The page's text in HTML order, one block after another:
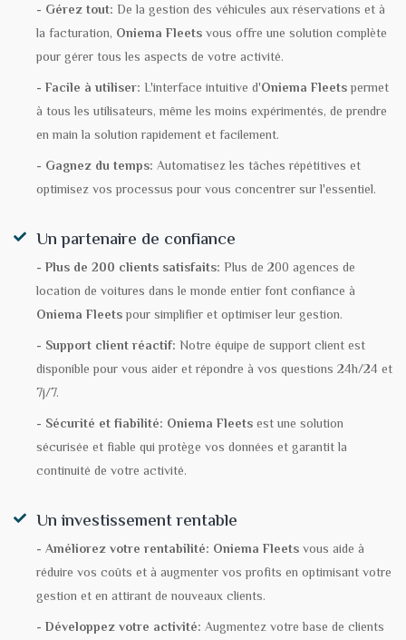
- Gérez tout: De la gestion des véhicules aux réservations et à
la facturation, Oniema Fleetsvous offre une solution complète
pour gérer tous les aspects de votre activité.
- Facile à utiliser: L'interface intuitive d'Oniema Fleetspermet
à tous les utilisateurs, même les moins expérimentés, de prendre
en main la solution rapidement et facilement.
- Gagnez du temps: Automatisez les tâches répétitives et
optimisez vos processus pour vous concentrer sur l'essentiel.
Un partenaire de confiance
- Plus de 200 clients satisfaits: Plus de 200 agences de
location de voitures dans le monde entier font confiance à
Oniema Fleetspour simplifier et optimiser leur gestion.
- Support client réactif: Notre équipe de support client est
disponible pour vous aider et répondre à vos questions 24h/24 et
7j/7.
- Sécurité et fiabilité: Oniema Fleetsest une solution
sécurisée et fiable qui protège vos données et garantit la
continuité de votre activité.
Un investissement rentable
- Améliorez votre rentabilité: Oniema Fleetsvous aide à
réduire vos coûts et à augmenter vos profits en optimisant votre
gestion et en attirant de nouveaux clients.
- Développez votre activité: Augmentez votre base de clients